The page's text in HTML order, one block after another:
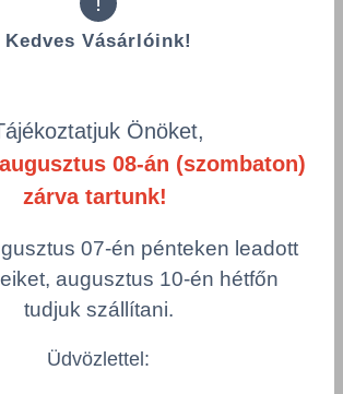
termékek
Kedves Vásárlóink!
Önöket,
08-án (szombaton)
zárva tartunk!
07-én pénteken leadott
augusztus 10-én hétfőn
tudjuk szállítani.
Üdvözlettel: